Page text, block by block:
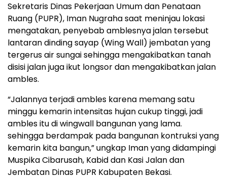
Sekretaris Dinas Pekerjaan Umum dan Penataan
Ruang (PUPR), Iman Nugraha saat meninjau lokasi
mengatakan, penyebab amblesnya jalan tersebut
lantaran dinding sayap (Wing Wall) jembatan yang
tergerus air sungai sehingga mengakibatkan tanah
disisi jalan juga ikut longsor dan mengakibatkan jalan
ambles.
“Jalannya terjadi ambles karena memang satu
minggu kemarin intensitas hujan cukup tinggi, jadi
ambles itu di wingwall bangunan yang lama.
sehingga berdampak pada bangunan kontruksi yang
kemarin kita bangun,” ungkap Iman yang didampingi
Muspika Cibarusah, Kabid dan Kasi Jalan dan
Jembatan Dinas PUPR Kabupaten Bekasi.